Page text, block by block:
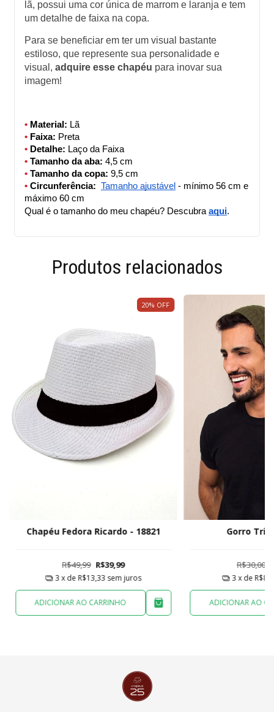
lã, possui uma cor única de marrom e laranja e tem
um detalhe de faixa na copa.
Para se beneficiar em ter um visual bastante
estiloso, que represente sua personalidade e
visual, adquire esse chapéu para inovar sua
imagem!
• Material: Lã
• Faixa: Preta
• Detalhe: Laço da Faixa
• Tamanho da aba: 4,5 cm
• Tamanho da copa: 9,5 cm
• Circunferência: Tamanho ajustável - mínimo 56 cm e
máximo 60 cm
Qual é o tamanho do meu chapéu? Descubra aqui.
Produtos relacionados
20% OFF
Chapéu Fedora Ricardo - 18821
R$49,99 R$39,99
3x de R$13,33 sem juros
ADICIONAR AO CARRINHO
Gorro
R$30,00
3x de
ADICIONAR AO